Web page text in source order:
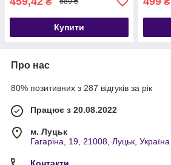
Купити
Про нас
80% позитивних з 287 відгуків за рік
Працює з 20.08.2022
м. Луцьк
Гагаріна, 19, 21008, Луцьк, Україна